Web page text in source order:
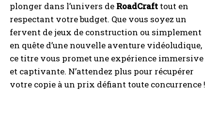
plonger dans l’univers de RoadCraft tout en
respectant votre budget. Que vous soyez un
fervent de jeux de construction ou simplement
en quête d’une nouvelle aventure vidéoludique,
ce titre vous promet une expérience immersive
et captivante. N’attendez plus pour récupérer
votre copie à un prix défiant toute concurrence !